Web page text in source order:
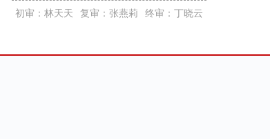
初审：林天天 复审：张燕莉 终审：丁晓云